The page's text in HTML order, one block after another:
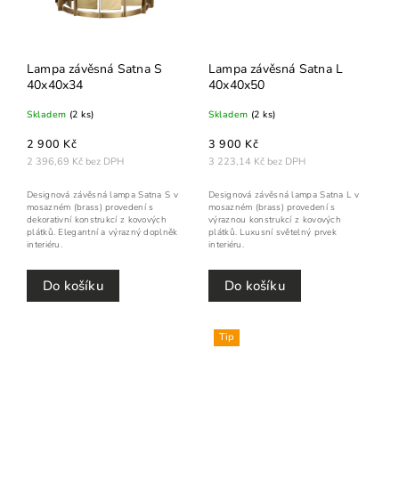
Lampa závěsná Satna S
40x40x34
Skladem (2 ks)
2 396,69 Kč bez DPH
2 900 Kč
Do košíku
Designová závěsná lampa Satna S v
mosazném (brass) provedení s
dekorativní konstrukcí z kovových
plátků. Elegantní a výrazný doplněk
interiéru.
Lampa závěsná Satna L
40x40x50
Skladem (2 ks)
3 223,14 Kč bez DPH
3 900 Kč
Do košíku
Designová závěsná lampa Satna L v
mosazném (brass) provedení s
výraznou konstrukcí z kovových
plátků. Luxusní světelný prvek
interiéru.
Tip